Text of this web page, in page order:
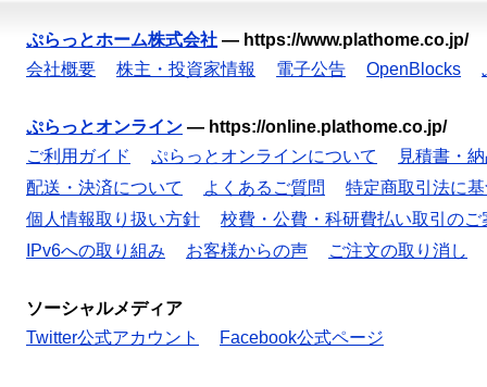
ぷらっとホーム株式会社 — https://www.plathome.co.jp/
会社概要
株主・投資家情報 電子公告 OpenBlocks
ぷらっとオンライン — https://online.plathome.co.jp/
ご利用ガイド
ぷらっとオンラインについて
見積書・
配送・決済について
よくあるご質問
特定商取引法に
個人情報取り扱い方針
校費・公費・科研費払い取引のご
IPv6への取り組み
お客様からの声 ご注文の取り消し
ソーシャルメディア
Twitter公式アカウント
Facebook公式ページ